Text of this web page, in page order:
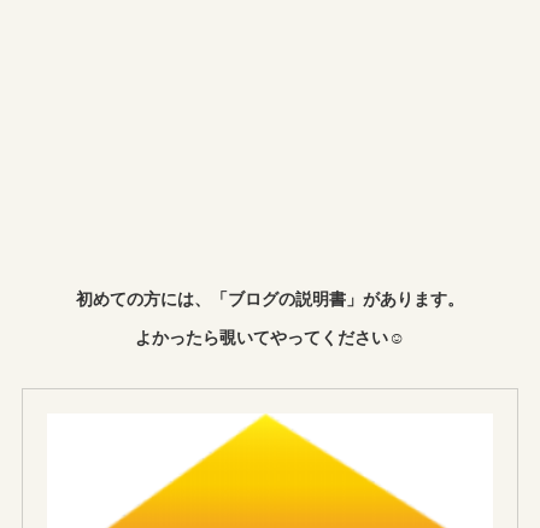
初めての方には、「ブログの説明書」があります。
よかったら覗いてやってください☺︎